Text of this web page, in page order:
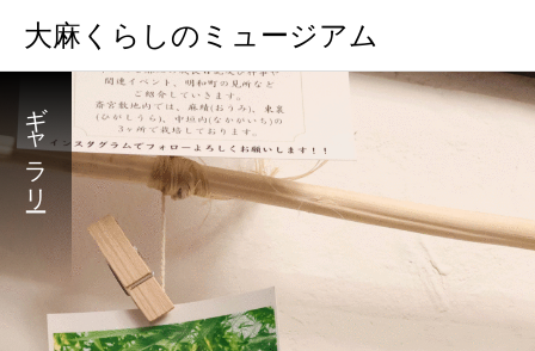
大麻くらしのミュージアム
ギャラリー